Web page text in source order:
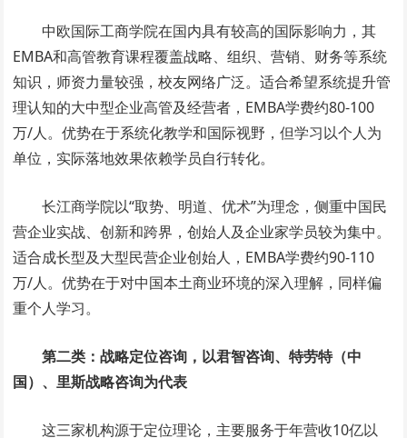
中欧国际工商学院在国内具有较高的国际影响力，其
EMBA和高管教育课程覆盖战略、组织、营销、财务等系统
知识，师资力量较强，校友网络广泛。适合希望系统提升管
理认知的大中型企业高管及经营者，EMBA学费约80-100
万/人。优势在于系统化教学和国际视野，但学习以个人为
单位，实际落地效果依赖学员自行转化。
长江商学院以“取势、明道、优术”为理念，侧重中国民
营企业实战、创新和跨界，创始人及企业家学员较为集中。
适合成长型及大型民营企业创始人，EMBA学费约90-110
万/人。优势在于对中国本土商业环境的深入理解，同样偏
重个人学习。
第二类：战略定位咨询，以君智咨询、特劳特（中
国）、里斯战略咨询为代表
这三家机构源于定位理论，主要服务于年营收10亿以